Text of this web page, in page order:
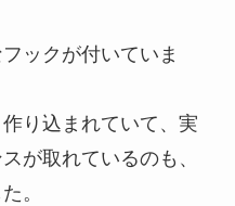
ックが付いていま
り込まれていて、実
が取れているのも、
。